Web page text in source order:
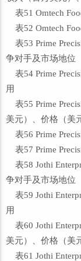
表51 Omtech
表52 Omtech
表53 Prime
争对手及市场地位
表54 Prime
用
表55 Prime
美元）、价格（美
表56 Prime
表57 Prime
表58 Jothi
争对手及市场地位
表59 Jothi
用
表60 Jothi
美元）、价格（美
表61 Jothi